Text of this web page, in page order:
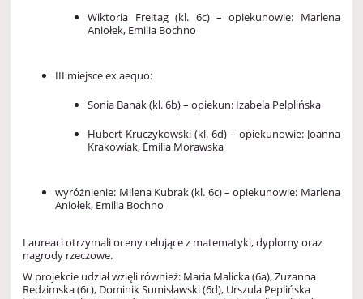
Wiktoria Freitag (kl. 6c) – opiekunowie: Marlena
Aniołek, Emilia Bochno
III miejsce ex aequo:
Sonia Banak (kl. 6b) – opiekun: Izabela Pelplińska
Hubert Kruczykowski (kl. 6d) – opiekunowie: Joanna
Krakowiak, Emilia Morawska
wyróżnienie: Milena Kubrak (kl. 6c) – opiekunowie: Marlena
Aniołek, Emilia Bochno
Laureaci otrzymali oceny celujące z matematyki, dyplomy oraz
nagrody rzeczowe.
W projekcie udział wzięli również: Maria Malicka (6a), Zuzanna
Redzimska (6c), Dominik Sumisławski (6d), Urszula Peplińska